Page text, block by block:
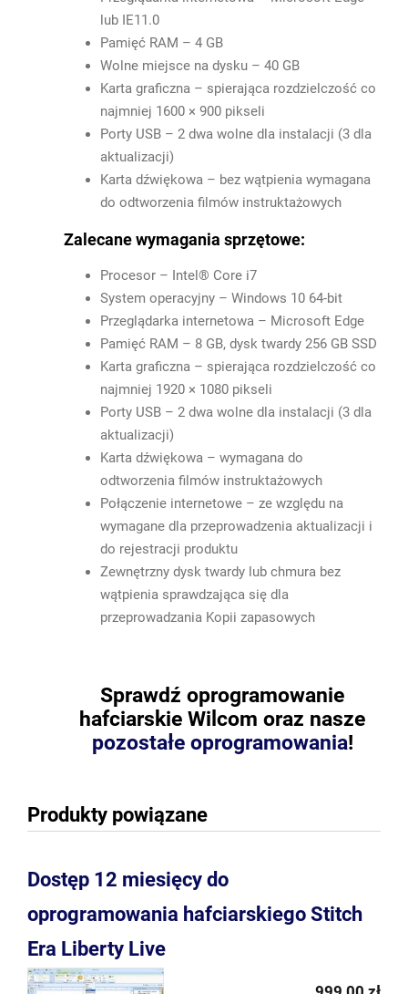
lub IE11.0
Pamięć RAM – 4 GB
Wolne miejsce na dysku – 40 GB
Karta graficzna – spierająca rozdzielczość co
najmniej 1600 × 900 pikseli
Porty USB – 2 dwa wolne dla instalacji (3 dla
aktualizacji)
Karta dźwiękowa – bez wątpienia wymagana
do odtworzenia filmów instruktażowych
Zalecane wymagania sprzętowe:
Procesor – Intel® Core i7
System operacyjny – Windows 10 64-bit
Przeglądarka internetowa – Microsoft Edge
Pamięć RAM – 8 GB, dysk twardy 256 GB SSD
Karta graficzna – spierająca rozdzielczość co
najmniej 1920 × 1080 pikseli
Porty USB – 2 dwa wolne dla instalacji (3 dla
aktualizacji)
Karta dźwiękowa – wymagana do
odtworzenia filmów instruktażowych
Połączenie internetowe – ze względu na
wymagane dla przeprowadzenia aktualizacji i
do rejestracji produktu
Zewnętrzny dysk twardy lub chmura bez
wątpienia sprawdzająca się dla
przeprowadzania Kopii zapasowych
Sprawdź oprogramowanie
hafciarskie Wilcom oraz nasze
pozostałe oprogramowania!
Produkty powiązane
Dostęp 12 miesięcy do
oprogramowania hafciarskiego Stitch
Era Liberty Live